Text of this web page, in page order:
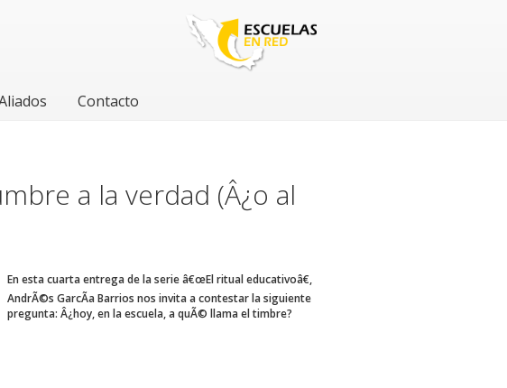
Contacto
a la verdad (Â¿o al
En esta cuarta entrega de la serie â€œEl ritual educativoâ€,
AndrÃ©s GarcÃ­a Barrios nos invita a contestar la siguiente
pregunta: Â¿hoy, en la escuela, a quÃ© llama el timbre?